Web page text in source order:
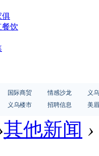
俱
餐饮
国际商贸 情感沙龙
义
义乌楼市 招聘信息 美
其他新闻 ›